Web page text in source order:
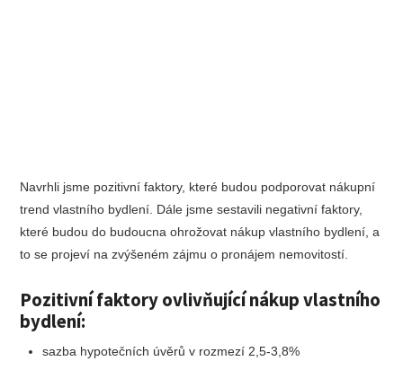
Navrhli jsme pozitivní faktory, které budou podporovat nákupní
trend vlastního bydlení. Dále jsme sestavili negativní faktory,
které budou do budoucna ohrožovat nákup vlastního bydlení, a
to se projeví na zvýšeném zájmu o pronájem nemovitostí.
Pozitivní faktory ovlivňující nákup vlastního
bydlení:
sazba hypotečních úvěrů v rozmezí 2,5-3,8%